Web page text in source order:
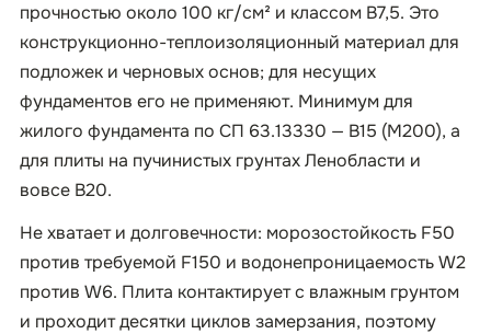
прочностью около 100 кг/см² и классом B7,5. Это
конструкционно-теплоизоляционный материал для
подложек и черновых основ; для несущих
фундаментов его не применяют. Минимум для
жилого фундамента по СП 63.13330 — B15 (М200), а
для плиты на пучинистых грунтах Ленобласти и
вовсе B20.
Не хватает и долговечности: морозостойкость F50
против требуемой F150 и водонепроницаемость W2
против W6. Плита контактирует с влажным грунтом
и проходит десятки циклов замерзания, поэтому